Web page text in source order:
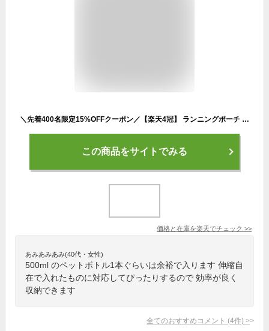
＼先着400名限定15%OFFクーポン／【楽天4冠】 ランニングポーチ ウエストポーチ 軽量モデル 揺れない ランニングバッグ ジョギングポーチ 防水 スマホ ペットボトル ボトルポーチ メンズ レディース ランニングベルト 散歩 iPhone ウォーキング マラソン スポーツ
この商品をサイトでみる
価格と在庫を楽天でチェック >>
あみあみあみ(40代・女性)
500ml のペットボトル1本ぐらいは余裕で入ります 伸縮自
在で入れたものに対応してぴったりするので 効率が良く
収納できます
全てのおすすめコメント (4件) >